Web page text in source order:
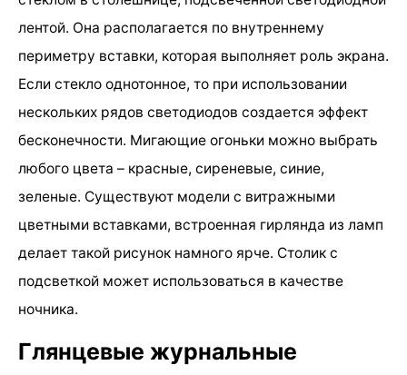
лентой. Она располагается по внутреннему
периметру вставки, которая выполняет роль экрана.
Если стекло однотонное, то при использовании
нескольких рядов светодиодов создается эффект
бесконечности. Мигающие огоньки можно выбрать
любого цвета – красные, сиреневые, синие,
зеленые. Существуют модели с витражными
цветными вставками, встроенная гирлянда из ламп
делает такой рисунок намного ярче. Столик с
подсветкой может использоваться в качестве
ночника.
Глянцевые журнальные